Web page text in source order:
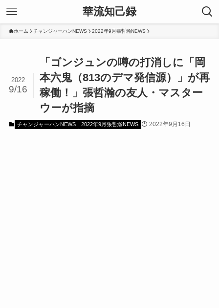
華流知己録
ホーム チャンジャーハンNEWS 2022年9月張哲瀚NEWS
「ゴンジュンの噂の打消しに「岡
本六鬼（813のデマ発信源）」が再
稼働！」張哲瀚の友人・マスター
ウーが指摘
2022
9/16
チャンジャーハンNEWS 2022年9月張哲瀚NEWS 2022年9月16日